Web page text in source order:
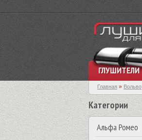
ГЛУШИТЕЛИ
Категории
Альфа Ромео
Главная » Вольво